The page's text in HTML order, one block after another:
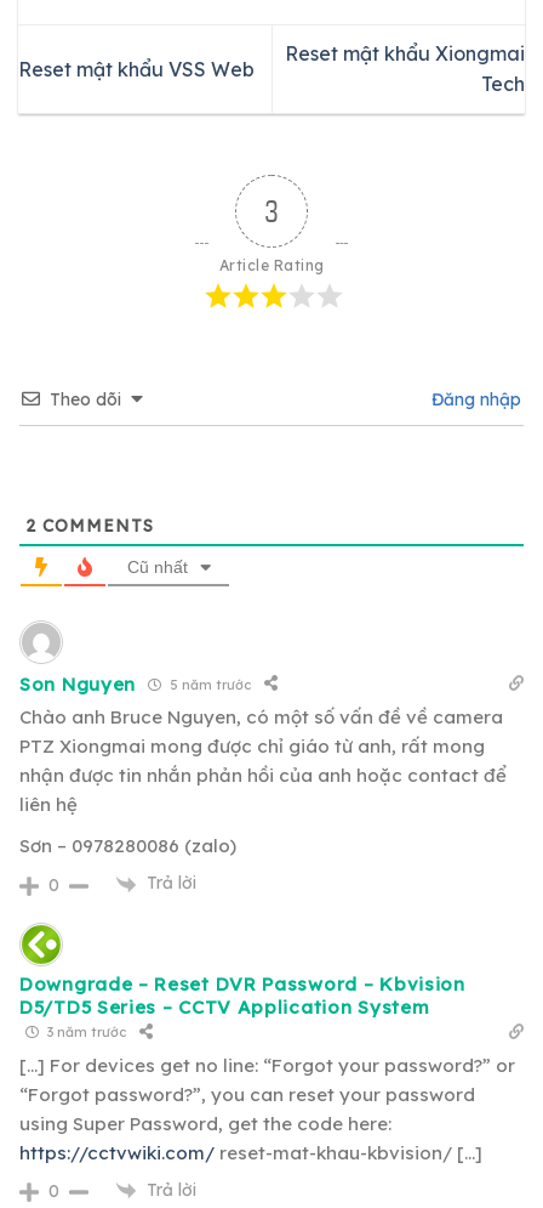
Reset mật khẩu VSS Web
Reset mật khẩu Xiongmai
Tech
3
Article Rating
Theo dõi Đăng nhập
2 COMMENTS
Cũ nhất
Son Nguyen 5 năm trước
Chào anh Bruce Nguyen, có một số vấn đề về camera
PTZ Xiongmai mong được chỉ giáo từ anh, rất mong
nhận được tin nhắn phản hồi của anh hoặc contact để
liên hệ
Sơn – 0978280086 (zalo)
0 Trả lời
Downgrade – Reset DVR Password – Kbvision
D5/TD5 Series – CCTV Application System
3 năm trước
[…] For devices get no line: “Forgot your password?” or
“Forgot password?”, you can reset your password
using Super Password, get the code here:
https://cctvwiki.com/ reset-mat-khau-kbvision/ […]
0 Trả lời